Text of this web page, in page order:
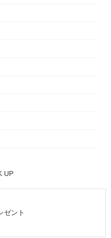
UP
ゼント